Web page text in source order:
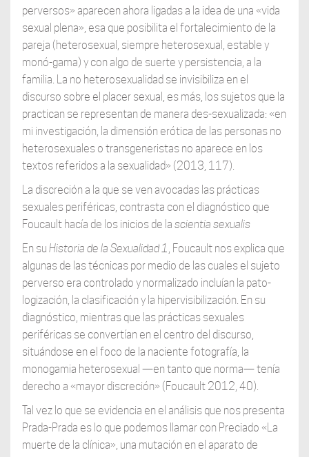
perversos» aparecen ahora ligadas a la idea de una «vida
sexual plena», esa que posibilita el fortalecimiento de la
pareja (heterosexual, siempre heterosexual, estable y
monó-gama) y con algo de suerte y persistencia, a la
familia. La no heterosexualidad se invisibiliza en el
discurso sobre el placer sexual, es más, los sujetos que la
practican se representan de manera des-sexualizada: «en
mi investigación, la dimensión erótica de las personas no
heterosexuales o transgeneristas no aparece en los
textos referidos a la sexualidad» (2013, 117).
La discreción a la que se ven avocadas las prácticas
sexuales periféricas, contrasta con el diagnóstico que
Foucault hacía de los inicios de la scientia sexualis
En su Historia de la Sexualidad 1, Foucault nos explica que
algunas de las técnicas por medio de las cuales el sujeto
perverso era controlado y normalizado incluían la pato-
logización, la clasificación y la hipervisibilización. En su
diagnóstico, mientras que las prácticas sexuales
periféricas se convertían en el centro del discurso,
situándose en el foco de la naciente fotografía, la
monogamia heterosexual —en tanto que norma— tenía
derecho a «mayor discreción» (Foucault 2012, 40).
Tal vez lo que se evidencia en el análisis que nos presenta
Prada-Prada es lo que podemos llamar con Preciado «La
muerte de la clínica», una mutación en el aparato de